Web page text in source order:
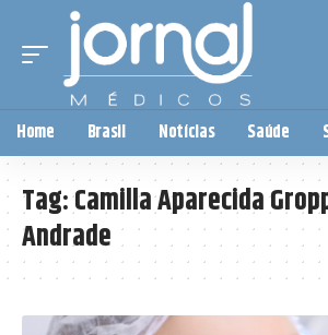
Home Brasil Notícias Saúde
Tag:Camilla Aparecida
Andrade